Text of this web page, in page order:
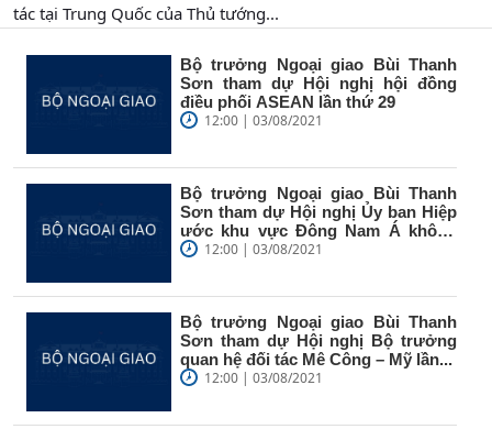
tác tại Trung Quốc của Thủ tướng...
Bộ trưởng Ngoại giao Bùi Thanh
Sơn tham dự Hội nghị hội đồng
điều phối ASEAN lần thứ 29
12:00 | 03/08/2021
Bộ trưởng Ngoại giao Bùi Thanh
Sơn tham dự Hội nghị Ủy ban Hiệp
ước khu vực Đông Nam Á không
vũ...12:00 | 03/08/2021
Bộ trưởng Ngoại giao Bùi Thanh
Sơn tham dự Hội nghị Bộ trưởng
quan hệ đối tác Mê Công – Mỹ lần...
12:00 | 03/08/2021